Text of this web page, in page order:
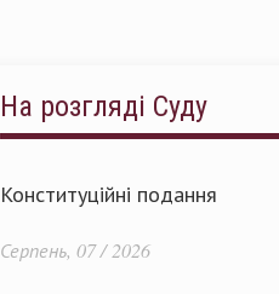
На розгляді Суду
Конституційні подання
Серпень, 07 / 2026